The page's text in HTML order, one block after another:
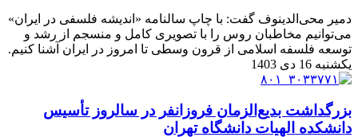
دمیر محی‌الدینوف گفت: با چاپ سالنامه «اندیشه فلسفی در ایران»
می‌توانیم مخاطبان روس را با تصویری کامل و منسجم از رشد و
توسعه فلسفه اسلامی از قرون وسطی تا امروز در ایران آشنا کنیم.
یکشنبه 16 دی 1403
بزرگداشت بدیع‌الزمان فروزانفر در سالروز تأسیس
دانشکده الهیات دانشگاه تهران